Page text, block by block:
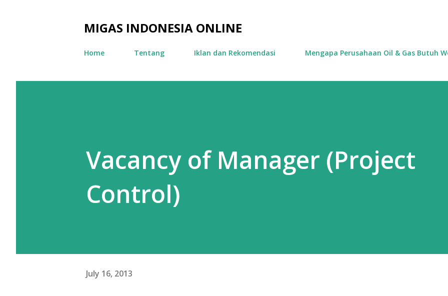
MIGAS INDONESIA ONLINE
Home Tentang Iklan dan Rekomendasi Mengapa Perusahaan Oil & Gas Butuh
Vacancy of Manager (Project
Control)
July 16, 2013